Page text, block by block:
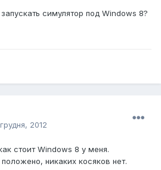
симулятор под Windows 8?
2012
стоит Windows 8 у меня.
никаких косяков нет.